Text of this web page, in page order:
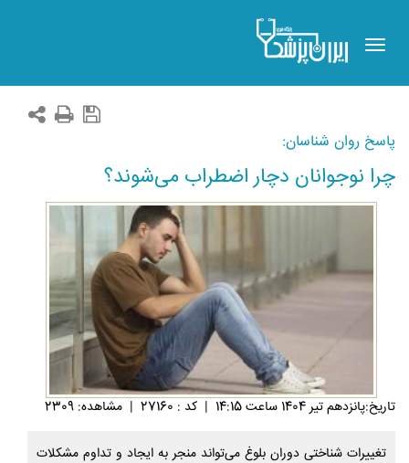
Toggle
navigation
پاسخ روان شناسان:
چرا نوجوانان دچار اضطراب می‌شوند؟
تاريخ:پانزدهم تير 1404 ساعت 14:15 | کد : 27160 | مشاهده: 2309
تغییرات شناختی دوران بلوغ می‌تواند منجر به ایجاد و تداوم مشکلات